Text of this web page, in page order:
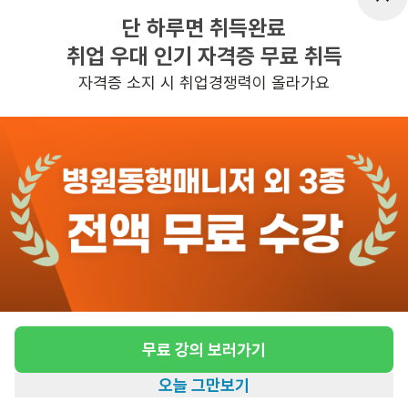
반경 3KM 이내의 일자리 확인하기
단 하루면 취득완료
취업 우대 인기 자격증 무료 취득
자격증 소지 시 취업경쟁력이 올라가요
무료 강의 보러가기
오늘 그만보기